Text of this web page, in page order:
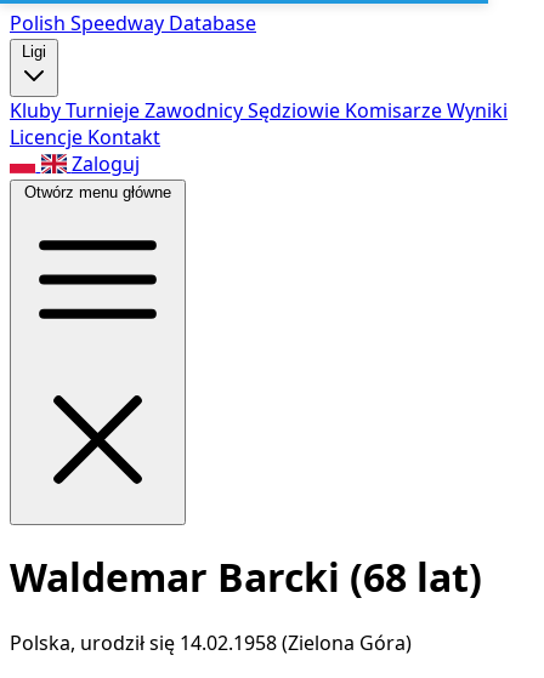
Polish Speedway Database
Ligi
KlubyTurniejeZawodnicySędziowie KomisarzeWyniki
Licencje Kontakt
Zaloguj
Otwórz menu główne
Waldemar Barcki (68 lat)
Polska, urodził się 14.02.1958 (Zielona Góra)